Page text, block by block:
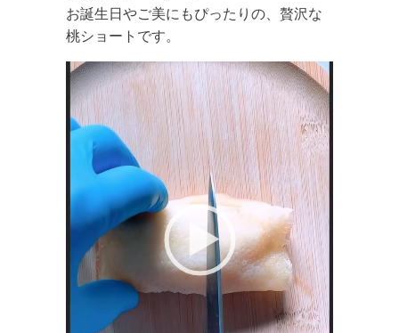
お誕生日やご美にもぴったりの、贅沢な
桃ショートです。